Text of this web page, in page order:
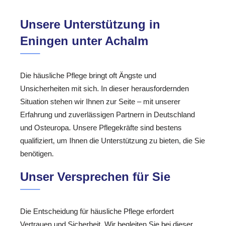
Unsere Unterstützung in
Eningen unter Achalm
Die häusliche Pflege bringt oft Ängste und
Unsicherheiten mit sich. In dieser herausfordernden
Situation stehen wir Ihnen zur Seite – mit unserer
Erfahrung und zuverlässigen Partnern in Deutschland
und Osteuropa. Unsere Pflegekräfte sind bestens
qualifiziert, um Ihnen die Unterstützung zu bieten, die Sie
benötigen.
Unser Versprechen für Sie
Die Entscheidung für häusliche Pflege erfordert
Vertrauen und Sicherheit. Wir begleiten Sie bei dieser